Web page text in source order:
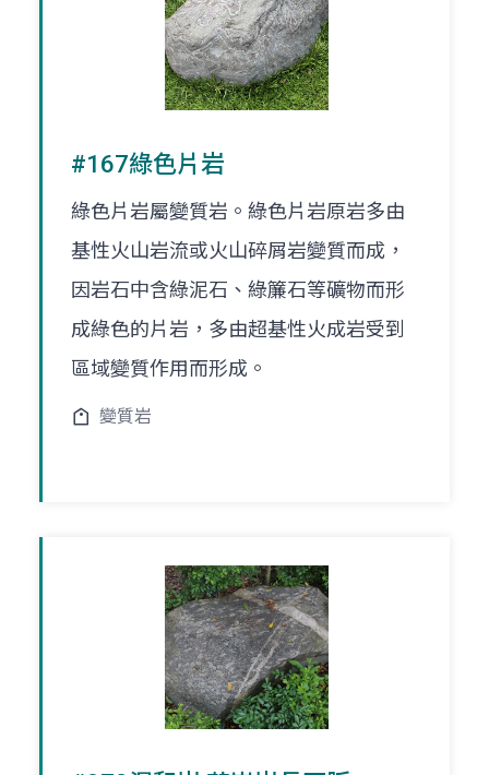
#167綠色片岩
綠色片岩屬變質岩。綠色片岩原岩多由
基性火山岩流或火山碎屑岩變質而成，
因岩石中含綠泥石、綠簾石等礦物而形
成綠色的片岩，多由超基性火成岩受到
區域變質作用而形成。
變質岩